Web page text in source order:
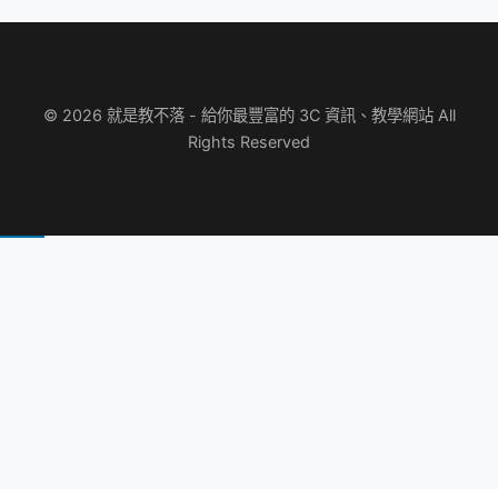
© 2026 就是教不落 - 給你最豐富的 3C 資訊、教學網站 All
Rights Reserved